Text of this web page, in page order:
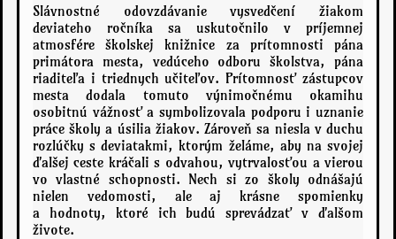
Slávnostné odovzdávanie vysvedčení žiakom
deviateho ročníka sa uskutočnilo v príjemnej
atmosfére školskej knižnice za prítomnosti pána
primátora mesta, vedúceho odboru školstva, pána
riaditeľa i triednych učiteľov. Prítomnosť zástupcov
mesta dodala tomuto výnimočnému okamihu
osobitnú vážnosť a symbolizovala podporu i uznanie
práce školy a úsilia žiakov. Zároveň sa niesla v duchu
rozlúčky s deviatakmi, ktorým želáme, aby na svojej
ďalšej ceste kráčali s odvahou, vytrvalosťou a vierou
vo vlastné schopnosti. Nech si zo školy odnášajú
nielen vedomosti, ale aj krásne spomienky
a hodnoty, ktoré ich budú sprevádzať v ďalšom
živote.